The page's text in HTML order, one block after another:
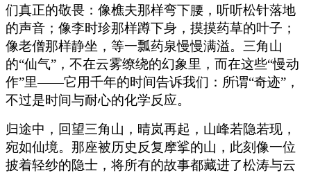
们真正的敬畏：像樵夫那样弯下腰，听听松针落地
的声音；像李时珍那样蹲下身，摸摸药草的叶子；
像老僧那样静坐，等一瓢药泉慢慢满溢。三角山
的“仙气”，不在云雾缭绕的幻象里，而在这些“慢动
作”里——它用千年的时间告诉我们：所谓“奇迹”，
不过是时间与耐心的化学反应。
归途中，回望三角山，晴岚再起，山峰若隐若现，
宛如仙境。那座被历史反复摩挲的山，此刻像一位
披着轻纱的隐士，将所有的故事都藏进了松涛与云